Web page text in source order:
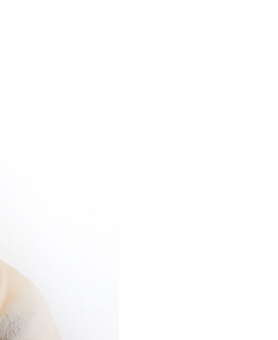
單所需資料之確認、核對及更正。
連結：
提供之「AFTEE先享後付」服務完成之
提供個人資料，並將交易相關給付款項請
公司。
覽以下網址：
法定代理人或監護人之同意方可使用
意申辦者引起之損失，本公司不負相關責
，將依據個別帳號之用戶狀況，依本公司
仍有額度不足之情形，本公司將視審查
他人資訊註冊。若發現惡意使用之情
停止該用戶之使用額度並採取法律行
上)免運費
上)免運費